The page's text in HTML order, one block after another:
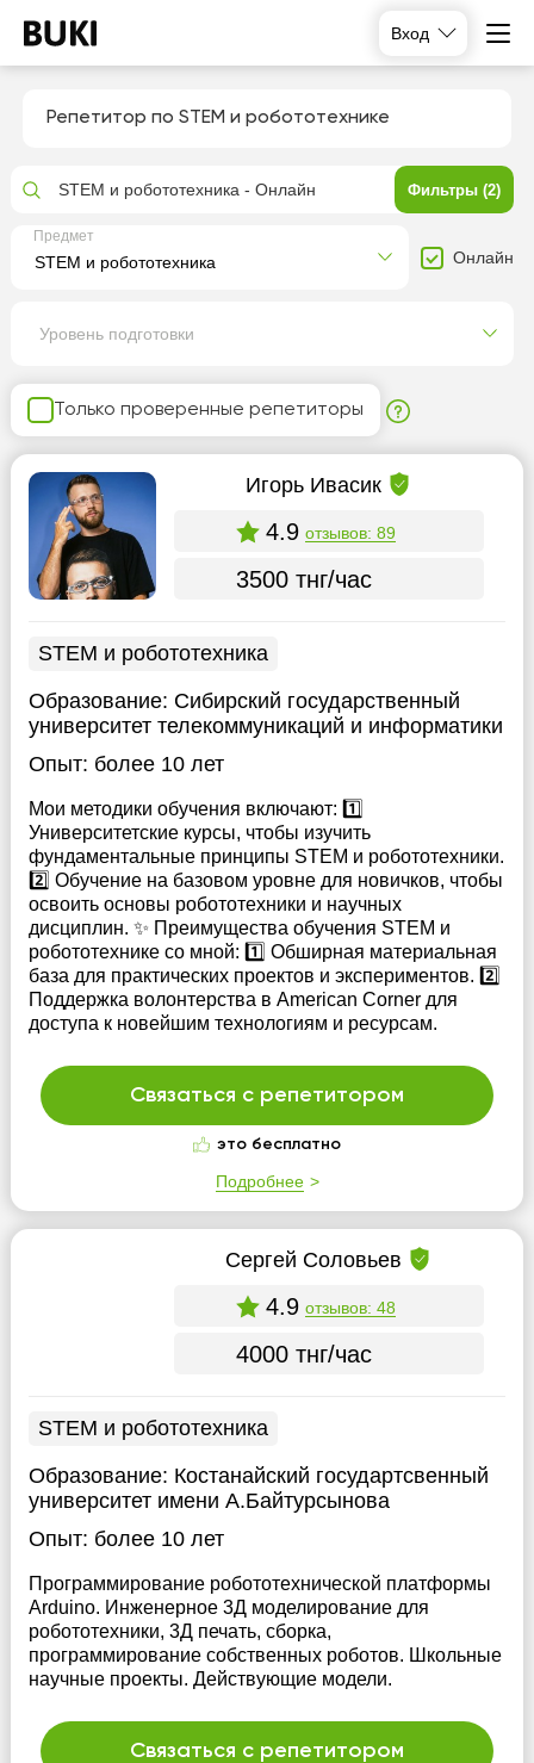
Вход
Репетитор по STEM и робототехнике
Только проверенные репетиторы
Игорь Ивасик
4.9 отзывов: 89
3500 тнг/час
STEM и робототехника
Образование: Сибирский государственный
университет телекоммуникаций и информатики
Опыт: более 10 лет
Мои методики обучения включают: 1️⃣
Университетские курсы, чтобы изучить
фундаментальные принципы STEM и робототехники.
2️⃣ Обучение на базовом уровне для новичков, чтобы
освоить основы робототехники и научных
дисциплин. ✨ Преимущества обучения STEM и
робототехнике со мной: 1️⃣ Обширная материальная
база для практических проектов и экспериментов. 2️⃣
Поддержка волонтерства в American Corner для
доступа к новейшим технологиям и ресурсам.
Связаться с репетитором
это бесплатно
Подробнее
Сергей Соловьев
4.9 отзывов: 48
4000 тнг/час
STEM и робототехника
Образование: Костанайский государтсвенный
университет имени А.Байтурсынова
Опыт: более 10 лет
Программирование робототехнической платформы
Arduino. Инженерное 3Д моделирование для
робототехники, 3Д печать, сборка,
программирование собственных роботов. Школьные
научные проекты. Действующие модели.
Связаться с репетитором
STEM и робототехника - Онлайн Фильтры (2)
Предмет
Онлайн
Уровень подготовки